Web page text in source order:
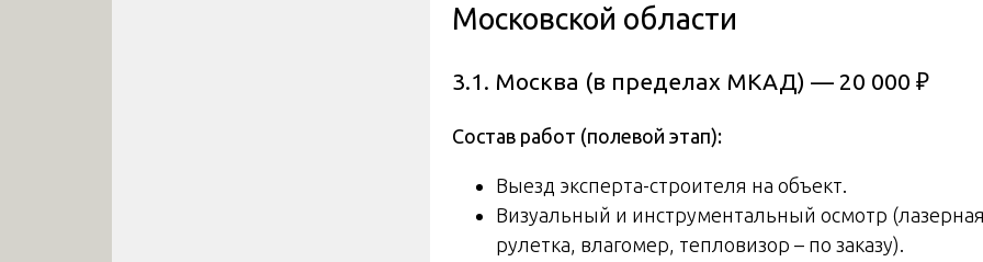
Московской области
3.1. Москва (в пределах МКАД) — 20 000 ₽
Состав работ (полевой этап):
Выезд эксперта-строителя на объект.
Визуальный и инструментальный осмотр
рулетка, влагомер, тепловизор – по заказу).